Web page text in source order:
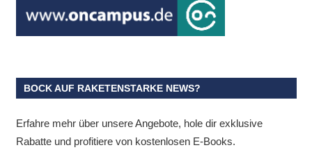
BOCK AUF RAKETENSTARKE NEWS?
Erfahre mehr über unsere Angebote, hole dir exklusive
Rabatte und profitiere von kostenlosen E-Books.